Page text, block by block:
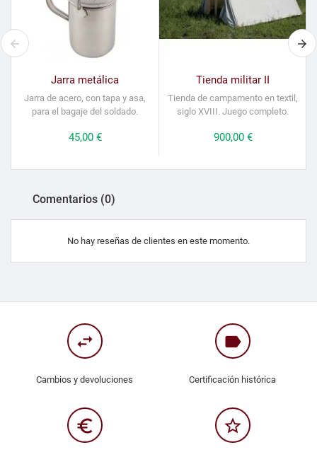
Jarra metálica
Jarra de acero, con tapa y asa,
para el bagaje del soldado.
Precio
45,00 €
Tienda militar II
Tienda de campamento en textil,
siglo XVIII. Juego completo.
Precio
900,00 €
Comentarios (0)
No hay reseñas de clientes en este momento.
swap_horiz
Cambios y devoluciones
label
Certificación histórica
euro_symbol star_border